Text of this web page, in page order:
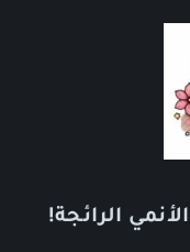
الرائجة!